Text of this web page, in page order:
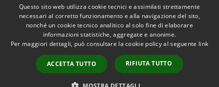
Accessibilità
Copyright © 2026 • Comune di
Pontecchio Polesine • Powered
byMunicipium
Accesso
redazione
Questo sito web utilizza cookie tecnici e assimilati strettamente
necessari al corretto funzionamento e alla navigazione del sito,
nonché un cookie tecnico analitico al solo fine di elaborare
informazioni statistiche, aggregate e anonime.
Per maggiori dettagli, può consultare la cookie policy al seguente link
ACCETTA TUTTO RIFIUTA TUTTO